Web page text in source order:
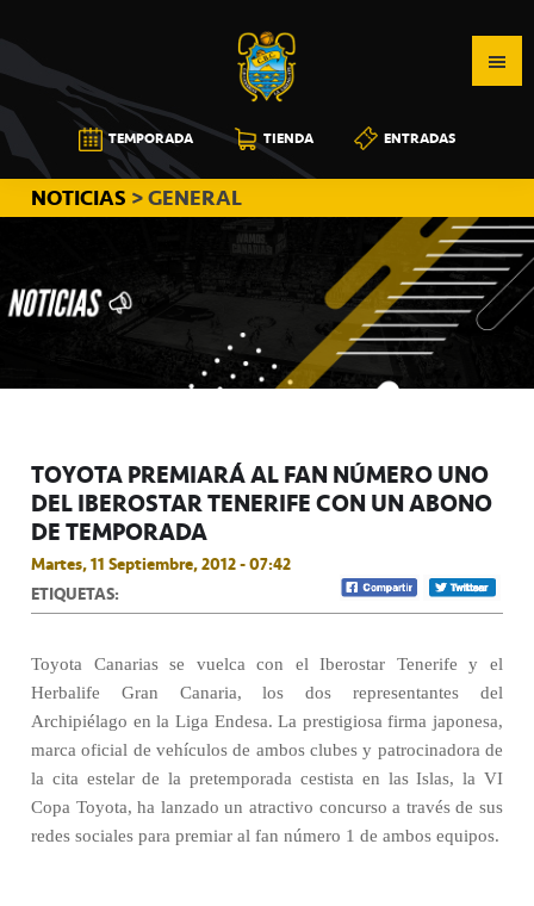
a
la
navegación
principal
al
contenido
principal
a
la
barra
lateral
principal
CB
CANARIAS
TEMPORADA TIENDA ENTRADAS
NOTICIAS > GENERAL
TOYOTA PREMIARÁ AL FAN NÚMERO UNO
DEL IBEROSTAR TENERIFE CON UN ABONO
DE TEMPORADA
Martes, 11 Septiembre, 2012 - 07:42
ETIQUETAS:
Toyota Canarias se vuelca con el Iberostar Tenerife y el
Herbalife Gran Canaria, los dos representantes del
Archipiélago en la Liga Endesa. La prestigiosa firma japonesa,
marca oficial de vehículos de ambos clubes y patrocinadora de
la cita estelar de la pretemporada cestista en las Islas, la VI
Copa Toyota, ha lanzado un atractivo concurso a través de sus
redes sociales para premiar al fan número 1 de ambos equipos.